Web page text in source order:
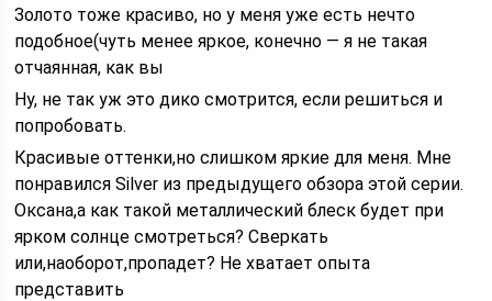
Золото тоже красиво, но у меня уже есть нечто
подобное(чуть менее яркое, конечно — я не такая
отчаянная, как вы
Ну, не так уж это дико смотрится, если решиться и
попробовать.
Красивые оттенки,но слишком яркие для меня. Мне
понравился Silver из предыдущего обзора этой серии.
Оксана,а как такой металлический блеск будет при
ярком солнце смотреться? Сверкать
или,наоборот,пропадет? Не хватает опыта
представить